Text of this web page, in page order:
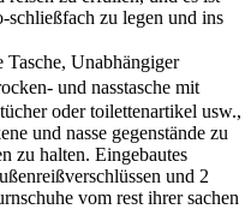
schließfach zu legen und ins
Tasche, Unabhängiger
und nasstasche mit
oder toilettenartikel usw.,
und nasse gegenstände zu
zu halten. Eingebautes
und 2
vom rest ihrer sachen